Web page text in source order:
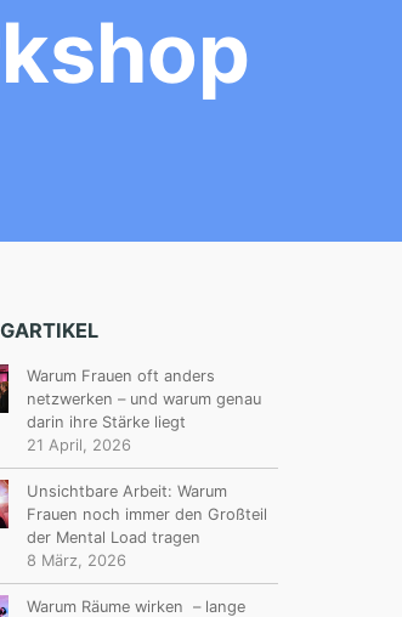
Warum Frauen oft anders
netzwerken – und warum genau
darin ihre Stärke liegt
21 April, 2026
Unsichtbare Arbeit: Warum
Frauen noch immer den Großteil
der Mental Load tragen
8 März, 2026
Warum Räume wirken – lange